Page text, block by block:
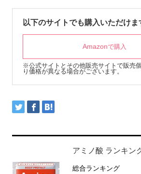
以下のサイトでも購入いただけま
Amazonで購入
※公式サイトとその他販売サイトで販売
り価格が異なる場合がございます。
アミノ酸 ランキン
総合ランキング